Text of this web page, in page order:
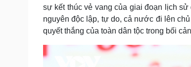
sự kết thúc vẻ vang của giai đoạn lịch
nguyên độc lập, tự do, cả nước đi lên
quyết thắng của toàn dân tộc trong bối